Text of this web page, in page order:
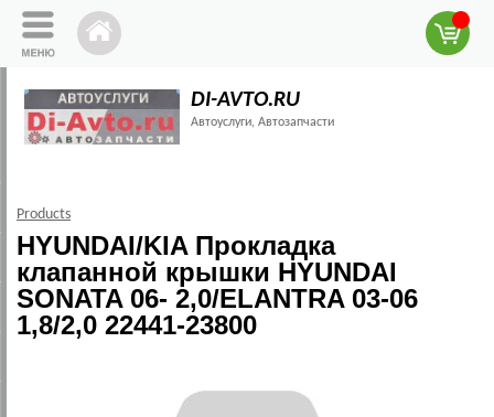
DI-AVTO.RU
Автоуслуги, Автозапчасти
Products
HYUNDAI/KIA Прокладка
клапанной крышки HYUNDAI
SONATA 06- 2,0/ELANTRA 03-06
1,8/2,0 22441-23800